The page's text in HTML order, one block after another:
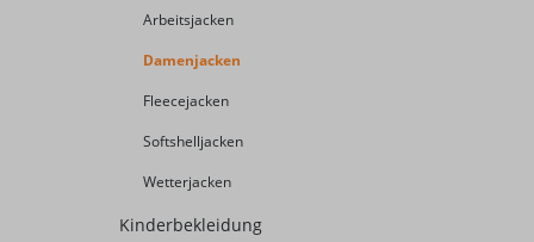
Arbeitsjacken
Damenjacken
Fleecejacken
Softshelljacken
Wetterjacken
Kinderbekleidung